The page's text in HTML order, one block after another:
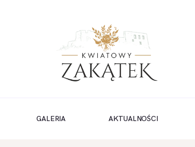
GALERIA AKTUALNOŚCI